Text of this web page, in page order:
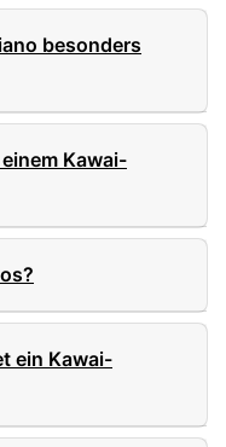
besonders
Kawai-
ein Kawai-